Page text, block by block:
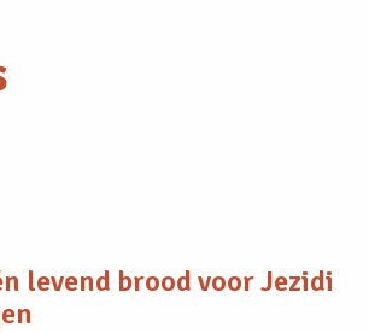
levend brood voor Jezidi